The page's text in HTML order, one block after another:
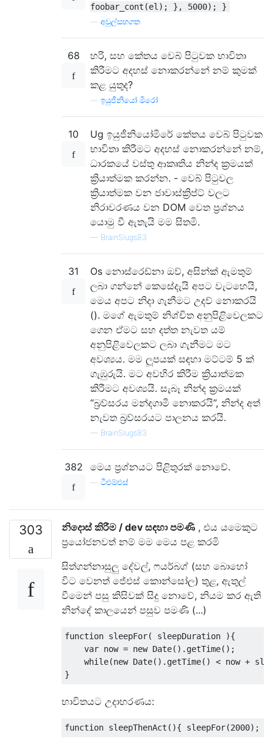
foobar_cont(el); }, 5000); }
අවුල්සහගත
68
හරි, සහ කේතය වෙබ් පිටුවක භාවිතා
කිරීමට අදහස් නොකරන්නේ නම් කුමක්
කළ යුතුද?
ඉයුජීනියෝ මිරෝ
10
Ug ඉයුජීනියෝමිරේ කේතය වෙබ් පිටුවක
භාවිතා කිරීමට අදහස් නොකරන්නේ නම්,
ධාරකයේ වස්තු ආකෘතිය නින්ද ක්‍රමයක්
ක්‍රියාත්මක කරන්න. - වෙබ් පිටුවල
ක්‍රියාත්මක වන ජාවාස්ක්‍රිප්ට් වලට
නිරාවරණය වන DOM වෙත ප්‍රශ්නය
යොමු වී ඇතැයි මම සිතමි.
— BrainSlugs83
31
Os නොස්රෙඩ්නා ඔව්, අසින්ක් ඇමතුම්
ලබා ගන්නේ කෙසේදැයි අපට වැටහෙයි,
මෙය අපට නිදා ගැනීමට උදව් නොකරයි
(). මගේ ඇමතුම් නිශ්චිත අනුපිළිවෙලකට
ගෙන ඒමට සහ දත්ත නැවත යම්
අනුපිළිවෙලකට ලබා ගැනීමට මට
අවශ්‍යය. මම ලූපයක් සඳහා මට්ටම් 5 ක්
ගැඹුරුයි. මට අවහිර කිරීම ක්‍රියාත්මක
කිරීමට අවශ්‍යයි. සැබෑ නින්ද ක්‍රමයක්
“බ්‍රව්සරය මන්දගාමී නොකරයි”, නින්ද අත්
නැවත බ්‍රව්සරයට පාලනය කරයි.
— BrainSlugs83
382 මෙය ප්‍රශ්නයට පිළිතුරක් නොවේ.
ටීඑම්එස්
303 නිදොස් කිරීම / dev සඳහා පමණි , එය යමෙකුට
ප්‍රයෝජනවත් නම් මම මෙය පළ කරමි
සිත්ගන්නාසුලු දේවල්, ෆයර්බග් (සහ බොහෝ
විට වෙනත් ජේඑස් කොන්සෝල) තුළ, ඇතුල්
වීමෙන් පසු කිසිවක් සිදු නොවේ, නියම කර ඇති
නින්දේ කාලයෙන් පසුව පමණි (...)
function sleepFor( sleepDuration
){
var now = new Date(). getTime();
while(new Date(). getTime() < now +
}
භාවිතයට උදාහරණය:
function sleepThenAct (){ sleepFor(2000);